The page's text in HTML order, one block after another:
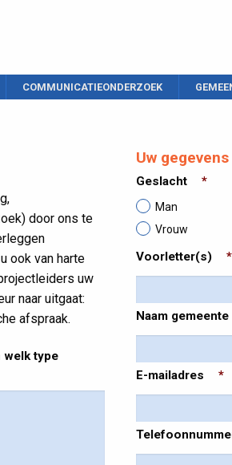
COMMUNICATIEONDERZOEK
door ons te
ook van harte
uw
naar uitgaat:
afspraak.
welk type
Uw gegevens
Geslacht *
Man
Vrouw
Voorletter(s) *
Naam gemeente
E-mailadres *